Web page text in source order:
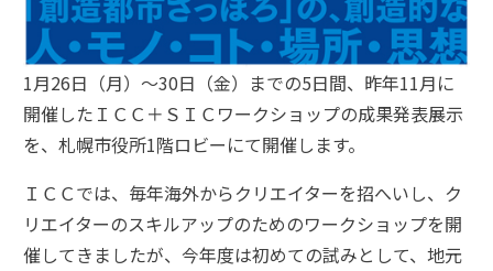
1月26日（月）～30日（金）までの5日間、昨年11月に
開催したＩＣＣ＋ＳＩＣワークショップの成果発表展示
を、札幌市役所1階ロビーにて開催します。
ＩＣＣでは、毎年海外からクリエイターを招へいし、ク
リエイターのスキルアップのためのワークショップを開
催してきましたが、今年度は初めての試みとして、地元